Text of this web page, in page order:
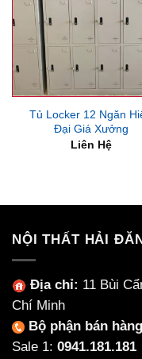
Tủ Locker 12 Ngăn
Đại Giá Xưởng
Liên Hệ
NỘI THẤT HẢI
Địa chỉ: 11 Bùi
Chí Minh
Bộ phận bán
Sale 1: 0941.181.181